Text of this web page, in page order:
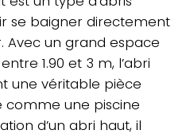
se baigner directement
Avec un grand espace
1.90 et 3 m, l’abri
une véritable pièce
comme une piscine
d’un abri haut, il